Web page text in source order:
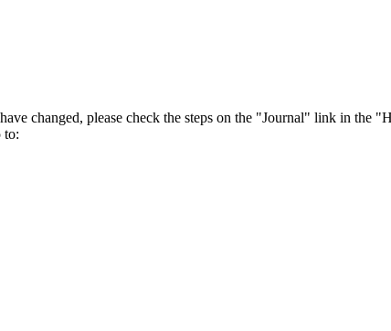
changed, please check the steps on the "Journal" link in the
to: